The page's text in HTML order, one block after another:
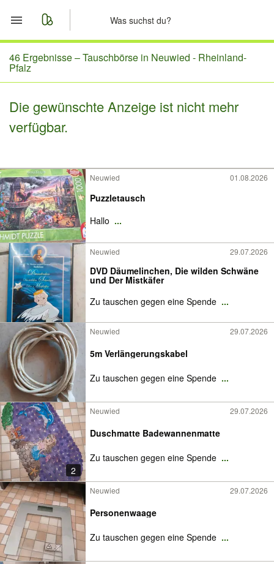
Start
Merkliste
Nachrichten
46 Ergebnisse –Tauschbörse in Neuwied - Rheinland-
Pfalz
Die gewünschte Anzeige ist nicht mehr
verfügbar.
Neuwied 01.08.2026
Puzzletausch
Hallo ...
Neuwied 29.07.2026
DVD Däumelinchen, Die wilden Schwäne
und Der Mistkäfer
Zu tauschen gegen eine Spende ...
Neuwied 29.07.2026
5m Verlängerungskabel
Zu tauschen gegen eine Spende ...
2
Neuwied 29.07.2026
Duschmatte Badewannenmatte
Zu tauschen gegen eine Spende ...
Neuwied 29.07.2026
Personenwaage
Zu tauschen gegen eine Spende ...